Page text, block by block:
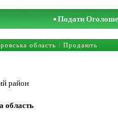
Подати
область : Продають
район
область